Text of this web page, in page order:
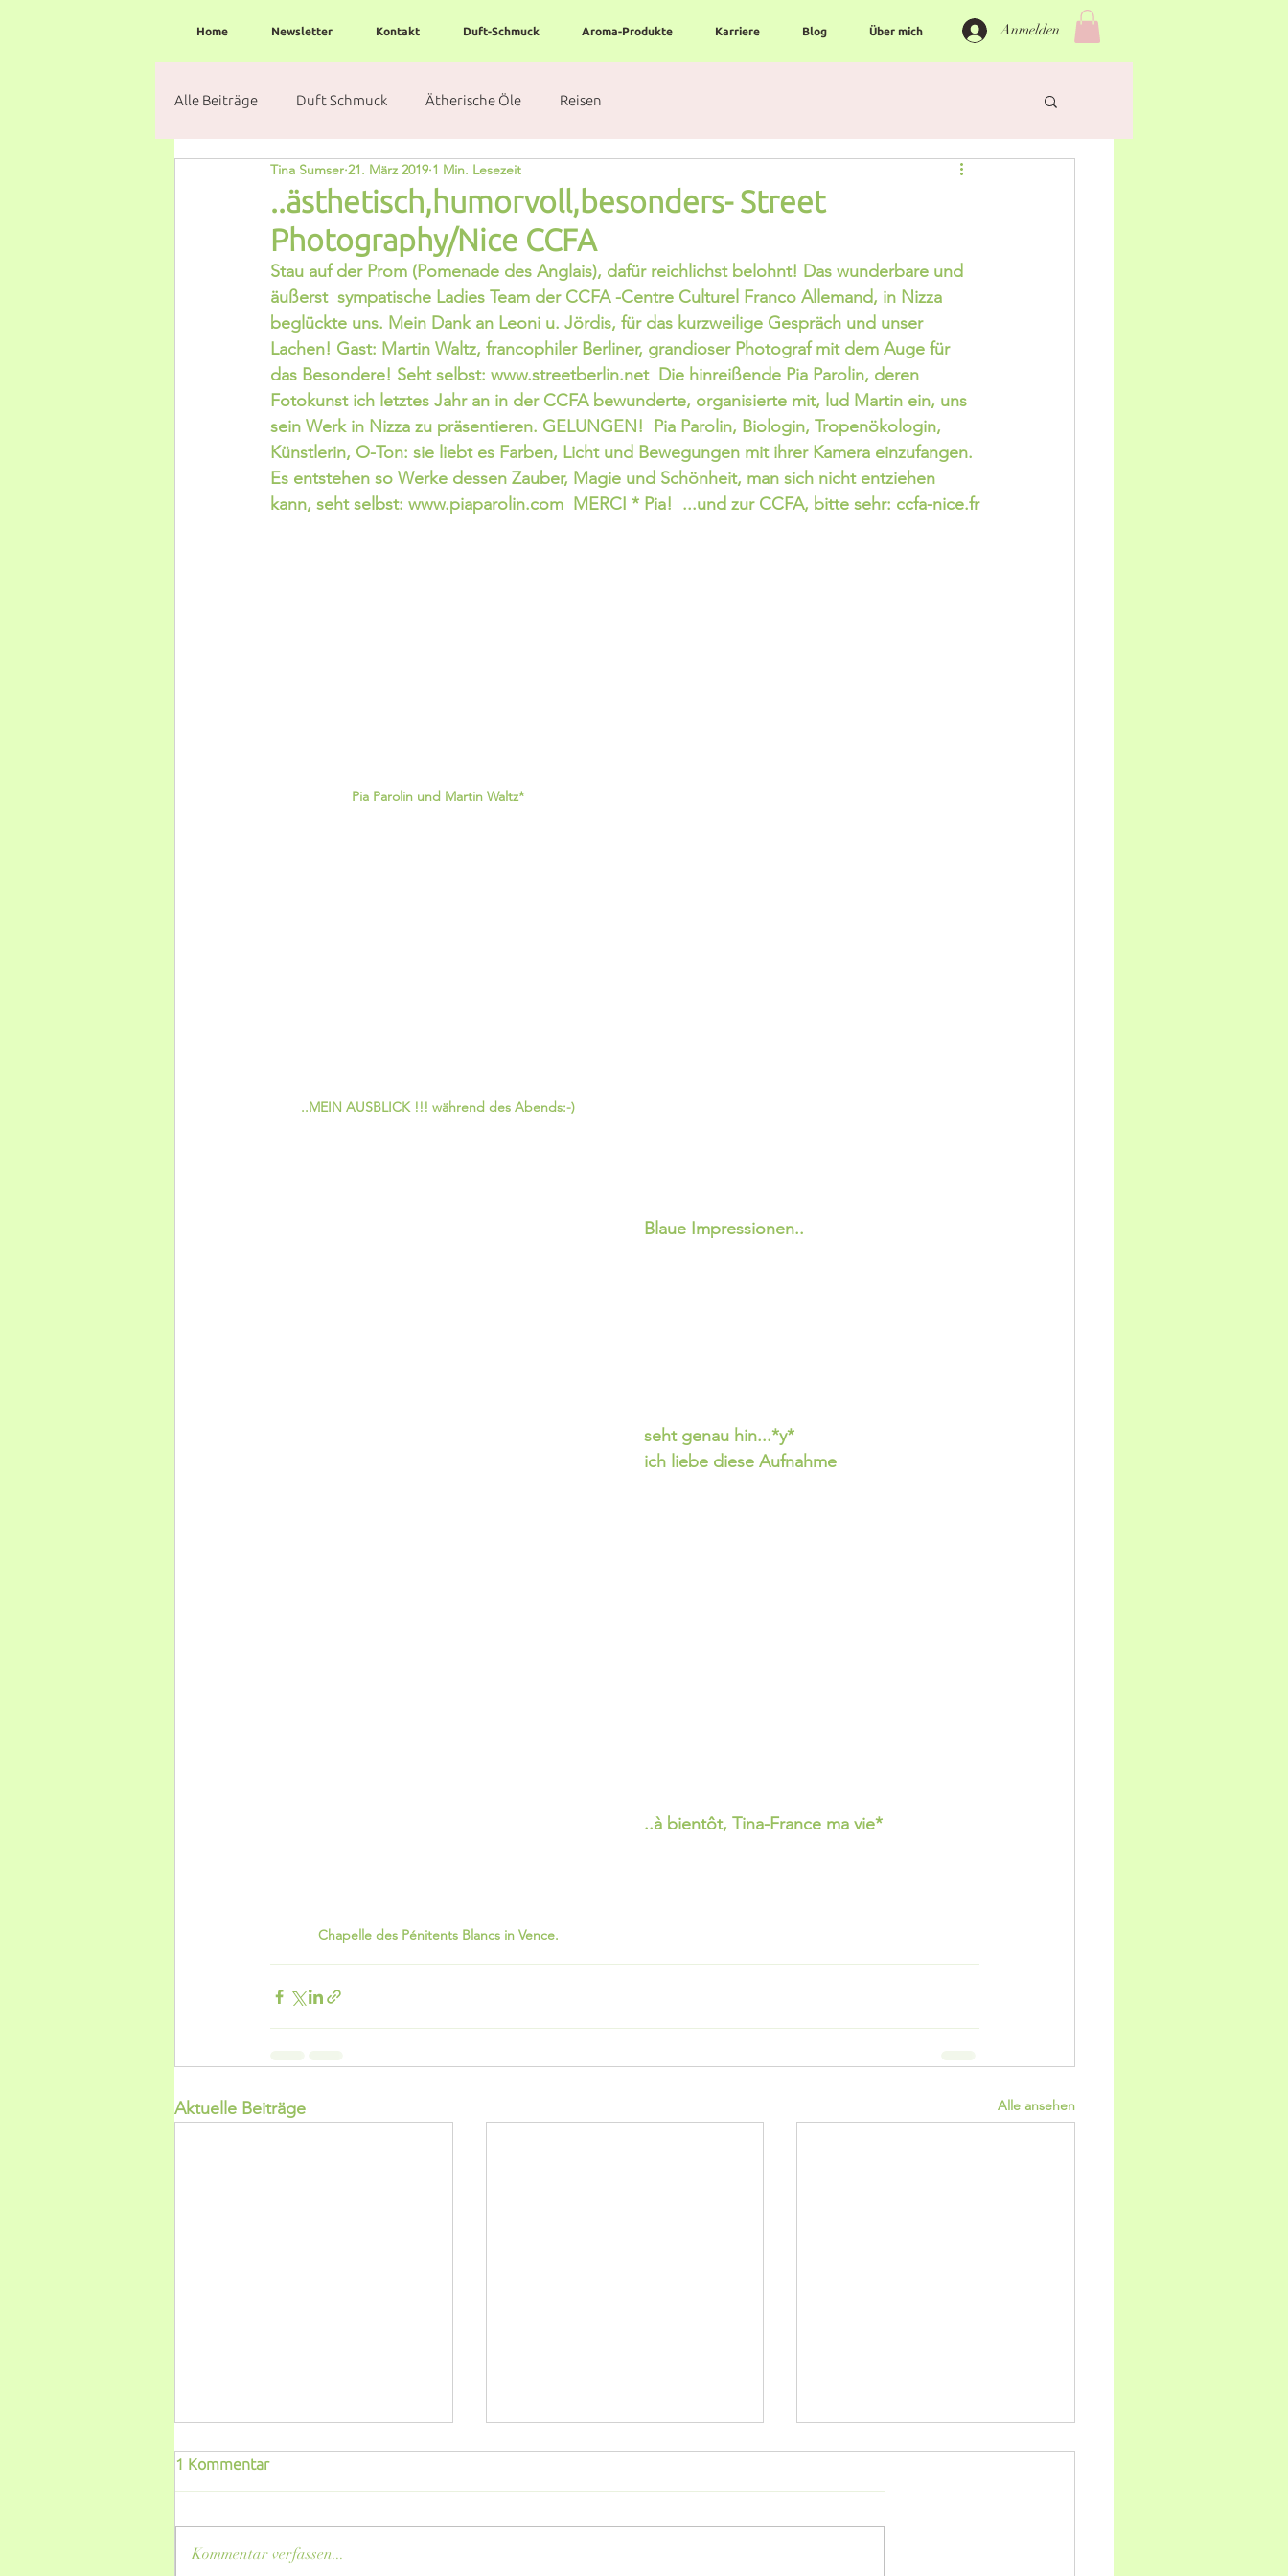
Home Newsletter Kontakt Duft-Schmuck Aroma-Produkte Karriere Blog Über mich Anmelden
Alle Beiträge Duft Schmuck Ätherische Öle Reisen
..ästhetisch,humorvoll,besonders- Street
Photography/Nice CCFA
Tina Sumser 21. März 2019 1 Min. Lesezeit
Stau auf der Prom (Pomenade des Anglais), dafür reichlichst belohnt! Das wunderbare und
äußerst  sympatische Ladies Team der CCFA -Centre Culturel Franco Allemand, in Nizza
beglückte uns. Mein Dank an Leoni u. Jördis, für das kurzweilige Gespräch und unser
Lachen! Gast: Martin Waltz, francophiler Berliner, grandioser Photograf mit dem Auge für
das Besondere! Seht selbst: www.streetberlin.net  Die hinreißende Pia Parolin, deren
Fotokunst ich letztes Jahr an in der CCFA bewunderte, organisierte mit, lud Martin ein, uns
sein Werk in Nizza zu präsentieren. GELUNGEN!  Pia Parolin, Biologin, Tropenökologin,
Künstlerin, O-Ton: sie liebt es Farben, Licht und Bewegungen mit ihrer Kamera einzufangen.
Es entstehen so Werke dessen Zauber, Magie und Schönheit, man sich nicht entziehen
kann, seht selbst: www.piaparolin.com  MERCI * Pia!  ...und zur CCFA, bitte sehr: ccfa-nice.fr
Pia Parolin und Martin Waltz*
..MEIN AUSBLICK !!! während des Abends:-)
Blaue Impressionen..
seht genau hin...*y*
ich liebe diese Aufnahme
Chapelle des Pénitents Blancs in Vence.
..à bientôt, Tina-France ma vie*
Aktuelle Beiträge Alle ansehen
1 Kommentar
Kommentar verfassen...